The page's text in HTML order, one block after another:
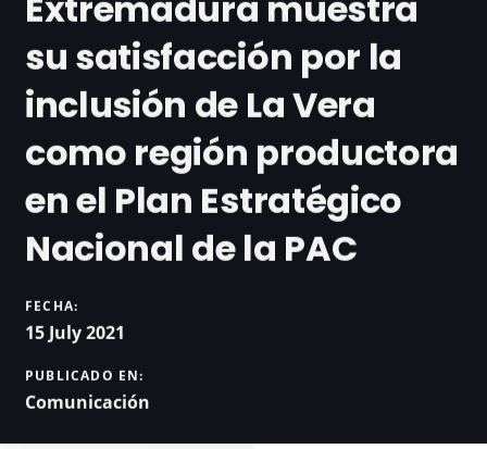
su satisfacción por la
inclusión de La Vera
como región productora
en el Plan Estratégico
Nacional de la PAC
FECHA:
15 July 2021
PUBLICADO EN:
Comunicación